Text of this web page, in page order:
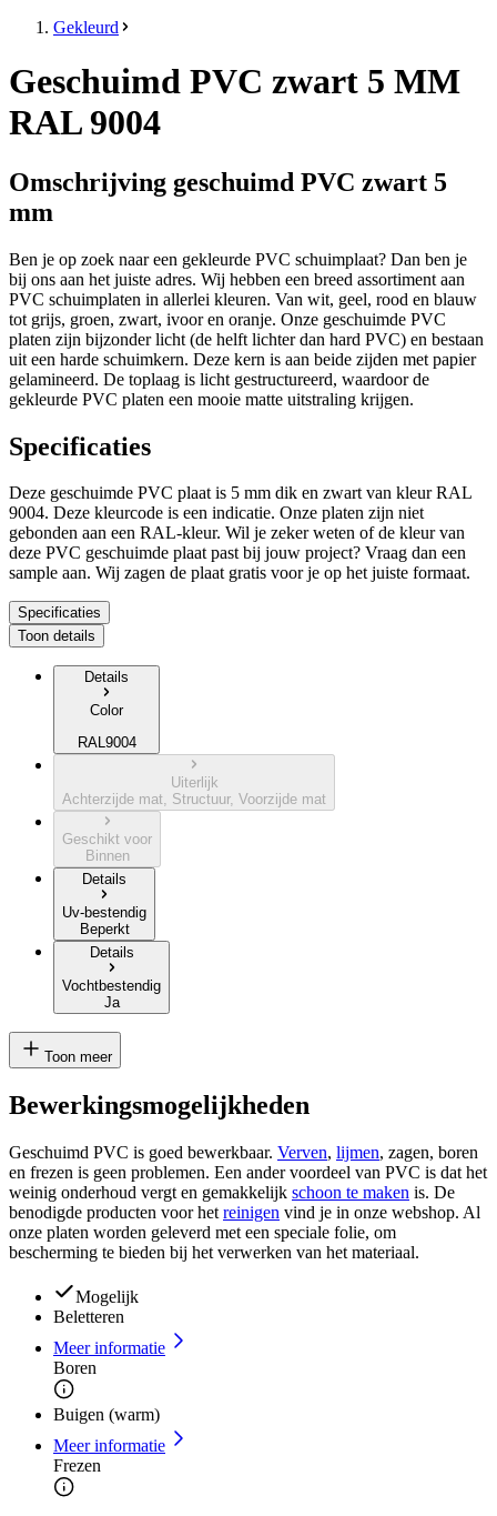
Gekleurd
Geschuimd PVC zwart 5 MM
RAL 9004
Omschrijving geschuimd PVC zwart 5
mm
Ben je op zoek naar een gekleurde PVC schuimplaat? Dan ben je
bij ons aan het juiste adres. Wij hebben een breed assortiment aan
PVC schuimplaten in allerlei kleuren. Van wit, geel, rood en blauw
tot grijs, groen, zwart, ivoor en oranje. Onze geschuimde PVC
platen zijn bijzonder licht (de helft lichter dan hard PVC) en bestaan
uit een harde schuimkern. Deze kern is aan beide zijden met papier
gelamineerd. De toplaag is licht gestructureerd, waardoor de
gekleurde PVC platen een mooie matte uitstraling krijgen.
Specificaties
Deze geschuimde PVC plaat is 5 mm dik en zwartvan kleur RAL
9004. Deze kleurcode is een indicatie. Onze platen zijn niet
gebonden aan een RAL-kleur. Wil je zeker weten of de kleur van
deze PVC geschuimde plaat past bij jouw project? Vraag dan een
sample aan. Wij zagen de plaat gratis voor je op het juiste formaat.
Specificaties
Toon details
Details
Color
RAL9004
Uiterlijk
Achterzijde mat, Structuur, Voorzijde mat
Geschikt voor
Binnen
Details
Uv-bestendig
Beperkt
Details
Vochtbestendig
Ja
Toon meer
Bewerkingsmogelijkheden
Geschuimd PVC is goed bewerkbaar. Verven, lijmen, zagen, boren
en frezen is geen problemen. Een ander voordeel van PVC is dat het
weinig onderhoud vergt en gemakkelijk schoon te maken is. De
benodigde producten voor het reinigen vind je in onze webshop. Al
onze platen worden geleverd met een speciale folie, om
bescherming te bieden bij het verwerken van het materiaal.
Mogelijk
Beletteren
Meer informatie
Boren
Buigen (warm)
Meer informatie
Frezen